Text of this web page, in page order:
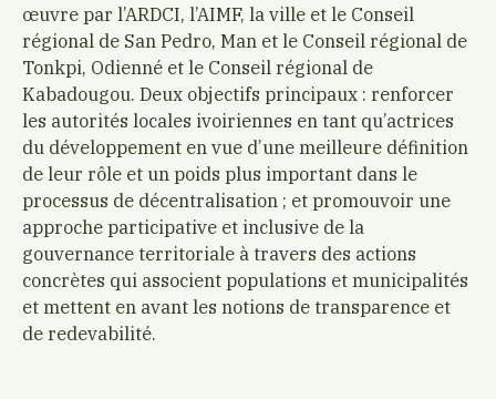
œuvre par l’ARDCI, l’AIMF, la ville et le Conseil
régional de San Pedro, Man et le Conseil régional de
Tonkpi, Odienné et le Conseil régional de
Kabadougou. Deux objectifs principaux : renforcer
les autorités locales ivoiriennes en tant qu’actrices
du développement en vue d’une meilleure définition
de leur rôle et un poids plus important dans le
processus de décentralisation ; et promouvoir une
approche participative et inclusive de la
gouvernance territoriale à travers des actions
concrètes qui associent populations et municipalités
et mettent en avant les notions de transparence et
de redevabilité.